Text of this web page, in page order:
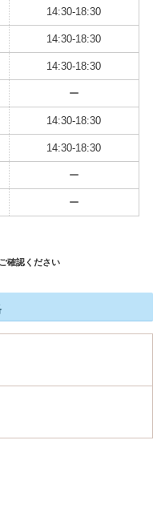
14:30-18:30
14:30-18:30
14:30-18:30
ー
14:30-18:30
14:30-18:30
ー
ー
確認ください